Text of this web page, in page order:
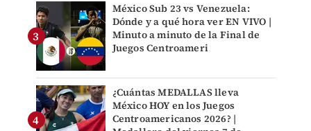
México Sub 23 vs Venezuela:
Dónde y a qué hora ver EN VIVO |
Minuto a minuto de la Final de
Juegos Centroameri
¿Cuántas MEDALLAS lleva
México HOY en los Juegos
Centroamericanos 2026? |